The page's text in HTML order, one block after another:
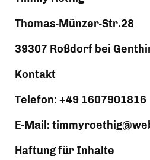
Thomas-Münzer-Str.28
39307 Roßdorf bei
Kontakt
Telefon: +49 1607901816
E-Mail:
Haftung für Inhalte